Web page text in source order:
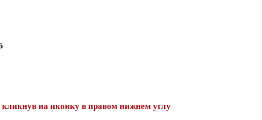
на иконку в правом нижнем углу